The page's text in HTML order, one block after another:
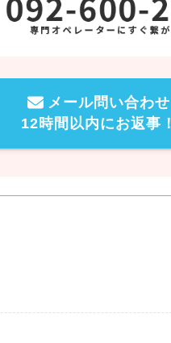
メール問い合わせ
12時間以内にお返事！